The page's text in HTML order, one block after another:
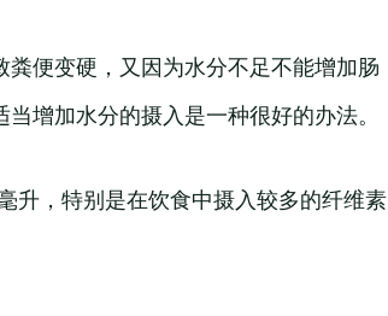
便变硬，又因为水分不足不能增加肠
增加水分的摄入是一种很好的办法。
升，特别是在饮食中摄入较多的纤维素